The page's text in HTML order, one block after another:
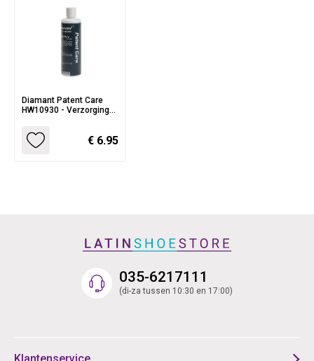
Diamant Patent Care
HW10930 - Verzorging
€ 6.95
035-6217111
(di-za tussen 10:30 en 17:00)